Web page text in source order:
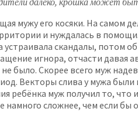
мужу его косяки. На
и нуждалась в
скандалы, потом
игнора, отчасти давая
было. Скорее всего муж
Векторы слива у мужа
ребёнка муж получил то,
сложнее, чем если бы